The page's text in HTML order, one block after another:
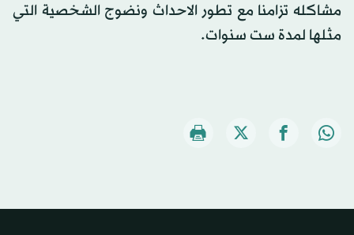
مشاكله تزامنا مع تطور الاحداث ونضوج الشخصية التي
مثلها لمدة ست سنوات.